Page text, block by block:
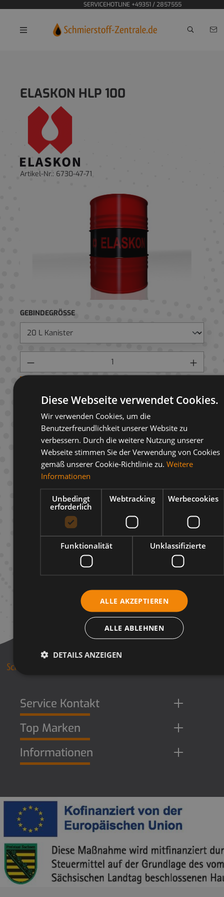
SERVICEHOTLINE +49351 / 2857555
ELASKON HLP 100
Artikel-Nr.: 6730-47-71
GEBINDEGRÖSSE
AUF ANFRAGELISTE
Beschreibung
Infos zum Hersteller
Service Kontakt
Top Marken
Informationen
Diese Webseite verwendet Cookies.
Wir verwenden Cookies, um die
Benutzerfreundlichkeit unserer Website zu
verbessern. Durch die weitere Nutzung unserer
Webseite stimmen Sie der Verwendung von Cookies
gemäß unserer Cookie-Richtlinie zu. Weitere
Informationen
Unbedingt
erforderlich
Webtracking Werbecookies
Funktionalität Unklassifizierte
ALLE AKZEPTIEREN
ALLE ABLEHNEN
DETAILS ANZEIGEN